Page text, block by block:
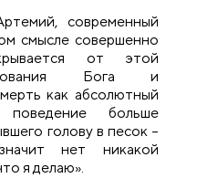
современный
смысле совершенно
от этой
Бога и
как абсолютный
больше
голову в песок –
нет никакой
я делаю».